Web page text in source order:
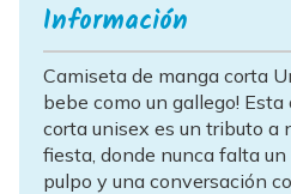
Información
Camiseta de manga corta
bebe como un gallego!
corta unisex es un tributo a
fiesta, donde nunca falta
pulpo y una conversación